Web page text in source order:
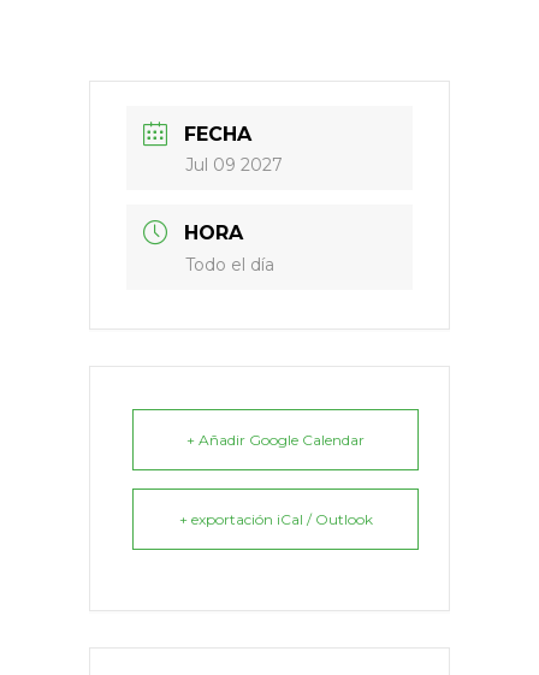
FECHA
Jul 09 2027
HORA
Todo el día
+ Añadir Google Calendar
+ exportación iCal / Outlook